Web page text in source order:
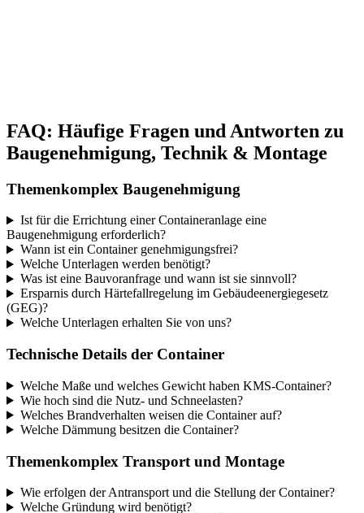
FAQ: Häufige Fragen und Antworten zu
Baugenehmigung, Technik & Montage
Themenkomplex Baugenehmigung
Ist für die Errichtung einer Containeranlage eine
Baugenehmigung erforderlich?
Wann ist ein Container genehmigungsfrei?
Welche Unterlagen werden benötigt?
Was ist eine Bauvoranfrage und wann ist sie sinnvoll?
Ersparnis durch Härtefallregelung im Gebäudeenergiegesetz
(GEG)?
Welche Unterlagen erhalten Sie von uns?
Technische Details der Container
Welche Maße und welches Gewicht haben KMS-Container?
Wie hoch sind die Nutz- und Schneelasten?
Welches Brandverhalten weisen die Container auf?
Welche Dämmung besitzen die Container?
Themenkomplex Transport und Montage
Wie erfolgen der Antransport und die Stellung der Container?
Welche Gründung wird benötigt?